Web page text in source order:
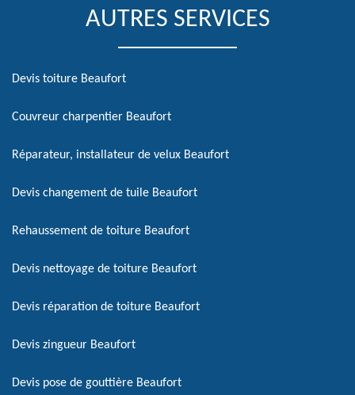
AUTRES SERVICES
Devis toiture Beaufort
Couvreur charpentier Beaufort
Réparateur, installateur de velux Beaufort
Devis changement de tuile Beaufort
Rehaussement de toiture Beaufort
Devis nettoyage de toiture Beaufort
Devis réparation de toiture Beaufort
Devis zingueur Beaufort
Devis pose de gouttière Beaufort